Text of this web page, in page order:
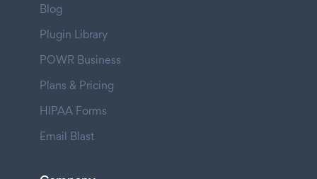
Blog
Plugin Library
POWR Business
Plans & Pricing
HIPAA Forms
Email Blast